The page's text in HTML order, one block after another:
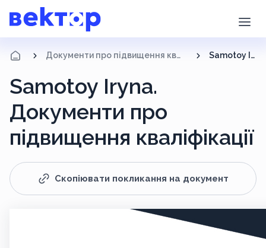
Документи про підвищення кваліфікації Samotoy Iryna
Samotoy Iryna.
Документи про
підвищення кваліфікації
Скопіювати покликання на документ